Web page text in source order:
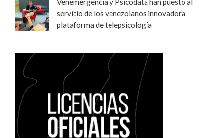
Venemergencia y Psicodata han puesto al
servicio de los venezolanos innovadora
plataforma de telepsicología